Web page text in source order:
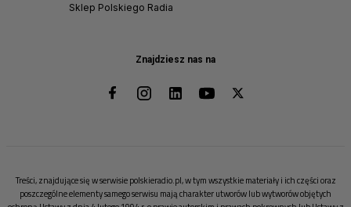
Znajdziesz nas na
Sklep Polskiego Radia
Treści, znajdujące się w serwisie polskieradio.pl, w tym wszystkie materiały i ich części oraz
poszczególne elementy samego serwisu mają charakter utworów lub wytworów objętych